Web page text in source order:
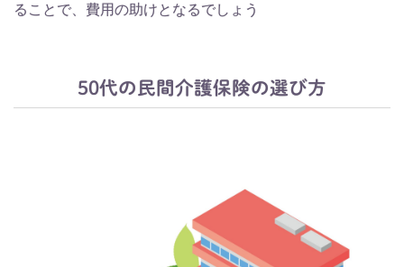
ることで、費用の助けとなるでしょう
50代の民間介護保険の選び方